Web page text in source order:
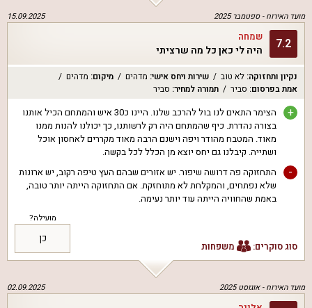
מועד האירוח -ספטמבר 2025 15.09.2025
7.2 שמחה
היה לי כאן כל מה שרציתי
נקיון ותחזוקה: לא טוב שירות ויחס אישי: מדהים מיקום: מדהים
אמת בפרסום: סביר תמורה למחיר: סביר
+
הצימר התאים לנו בול להרכב שלנו. היינו כ30 איש והמתחם הכיל אותנו
בצורה נהדרת. כיף שהמתחם היה רק לרשותנו, כך יכולנו להנות ממנו
מאוד. המטבח מהודר ויפה וישנם הרבה מאוד מקררים לאחסון אוכל
ושתייה. קיבלנו גם יחס יוצא מן הכלל לכל בקשה.
-
התחזוקה פה דרושה שיפור. יש אזורים שבהם העץ טיפה רקוב, יש ארונות
שלא נפתחים, והמקלחת לא מתוחזקת. אם התחזוקה הייתה יותר טובה,
באמת שהחוויה הייתה עוד יותר נעימה.
סוג סוקרים: משפחות
מועילה?
כן
מועד האירוח -אוגוסט 2025 02.09.2025